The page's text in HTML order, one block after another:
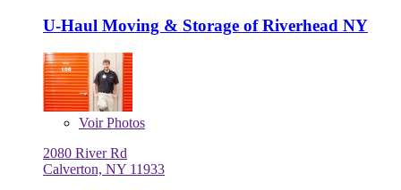
U-Haul Moving & Storage of Riverhead NY
VoirPhotos
2080 River Rd
Calverton, NY 11933